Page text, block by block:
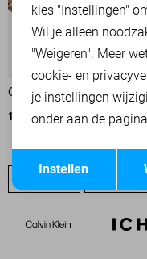
ONLY KORTE BROEK
13,50 26,99
Terug
kies "Instellingen"
Wil je alleen
"Weigeren". Meer
cookie- en
je instellingen
onder aan de
Instellen